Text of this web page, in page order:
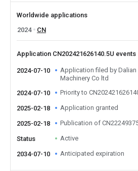
Worldwide applications
2024
CN
Application CN202421626140.5U events
2024-07-10
Application filed by
Machinery Co ltd
2024-07-10
Priority to
2025-02-18 Application granted
2025-02-18 Publication of
Status Active
2034-07-10 Anticipated expiration